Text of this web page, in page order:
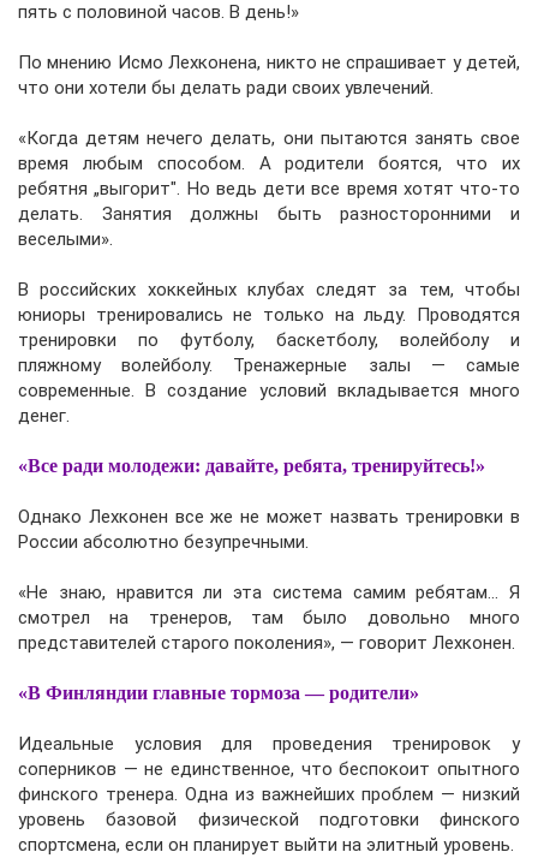
пять с половиной часов. В день!»
По мнению Исмо Лехконена, никто не спрашивает у детей,
что они хотели бы делать ради своих увлечений.
«Когда детям нечего делать, они пытаются занять свое
время любым способом. А родители боятся, что их
ребятня „выгорит". Но ведь дети все время хотят что-то
делать. Занятия должны быть разносторонними и
веселыми».
В российских хоккейных клубах следят за тем, чтобы
юниоры тренировались не только на льду. Проводятся
тренировки по футболу, баскетболу, волейболу и
пляжному волейболу. Тренажерные залы — самые
современные. В создание условий вкладывается много
денег.
«Все ради молодежи: давайте, ребята, тренируйтесь!»
Однако Лехконен все же не может назвать тренировки в
России абсолютно безупречными.
«Не знаю, нравится ли эта система самим ребятам… Я
смотрел на тренеров, там было довольно много
представителей старого поколения», — говорит Лехконен.
«В Финляндии главные тормоза — родители»
Идеальные условия для проведения тренировок у
соперников — не единственное, что беспокоит опытного
финского тренера. Одна из важнейших проблем — низкий
уровень базовой физической подготовки финского
спортсмена, если он планирует выйти на элитный уровень.